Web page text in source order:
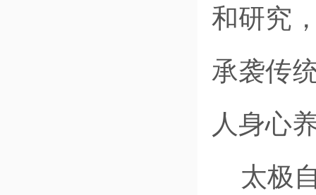
和研究
承袭传
人身心
太极